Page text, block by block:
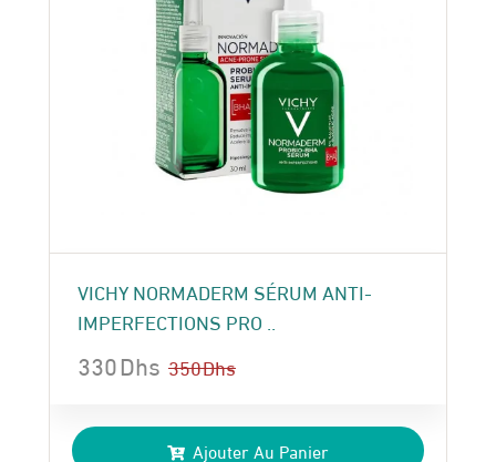
VICHY NORMADERM SÉRUM ANTI-
IMPERFECTIONS PRO ..
350Dhs
prix
330Dhs
prix
Ajouter Au Panier